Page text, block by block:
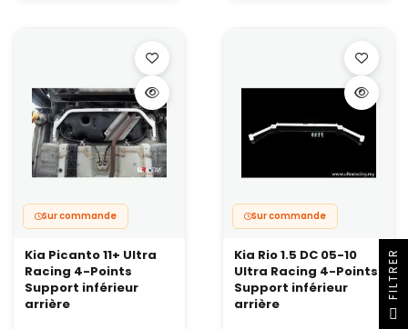
Sur commande
Kia Picanto 11+ Ultra
Racing 4-Points
Support inférieur
arrière
Sur commande
Kia Rio 1.5 DC 05-10
Ultra Racing 4-Points
Support inférieur
arrière
R